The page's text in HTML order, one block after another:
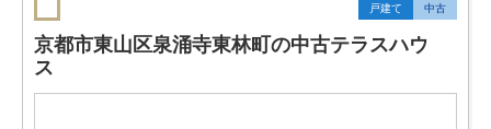
戸建て 中古
京都市東山区泉涌寺東林町の中古テラスハウ
ス